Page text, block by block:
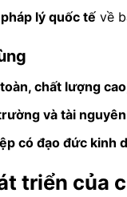
lý quốc tếvề
chất lượng cao
và tài
có đạo đức kinh
triển của